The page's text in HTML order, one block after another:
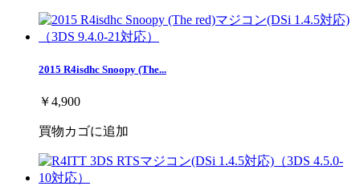
2015 R4isdhc Snoopy (The...
￥4,900
買物カゴに追加